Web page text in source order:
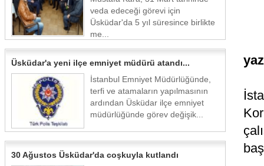
veda edeceği görevi için
Üsküdar'da 5 yıl süresince birlikte
me...
Üsküdar'a yeni ilçe emniyet müdürü atandı...
İstanbul Emniyet Müdürlüğünde,
terfi ve atamaların yapılmasının
ardından Üsküdar ilçe emniyet
müdürlüğünde görev değişik...
30 Ağustos Üsküdar'da coşkuyla kutlandı